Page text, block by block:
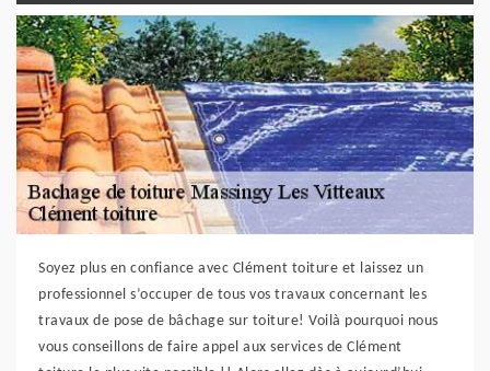
Soyez plus en confiance avec Clément toiture et laissez un
professionnel s’occuper de tous vos travaux concernant les
travaux de pose de bâchage sur toiture! Voilà pourquoi nous
vous conseillons de faire appel aux services de Clément